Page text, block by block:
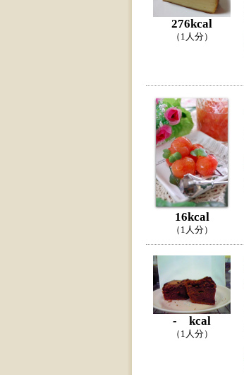
276kcal
（1人分）
16kcal
（1人分）
- kcal
（1人分）